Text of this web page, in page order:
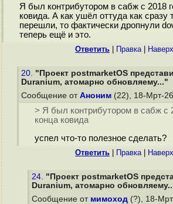
Я был контрибутором в сабж с 2018
ковида. А как ушёл оттуда как сразу
перешли, то фактически дропнули
теперь ещё и это.
Ответить Правка| Наверх
20. "Проект postmarketOS
Duranium, атомарно обновляему..."
Сообщение от Аноним (22), 18-Мрт-
> Я был контрибутором в сабж с
конца ковида
успел что-то полезное сделать?
Ответить Правка| Наверх
24. "Проект postmarketOS
Duranium, атомарно
Сообщение от мимоход (?), 18-